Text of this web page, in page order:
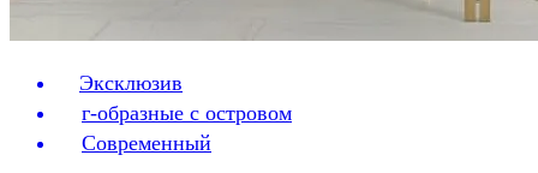
Эксклюзив
г-образные с островом
Современный